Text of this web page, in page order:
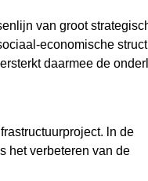
van groot
economische
daarmee de
ln de
het verbeteren van de